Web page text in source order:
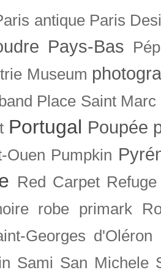
antique Paris
Pays-Bas
Museum
Place Saint Marc
Portugal Poupée
Ouen Pumpkin
Red Carpet Refuge
robe primark
Georges d'Oléron
Sami San Michele